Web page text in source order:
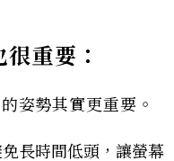
重要：
姿勢其實更重要。
免長時間低頭，讓螢幕